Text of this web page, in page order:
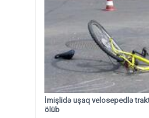
İmişlidə uşaq velosepedlə
ölüb